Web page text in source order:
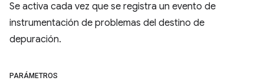
Se activa cada vez que se registra un evento de
instrumentación de problemas del destino de
depuración.
PARÁMETROS